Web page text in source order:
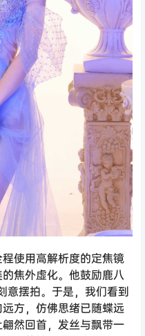
使用高解析度的定焦镜
焦外虚化。他鼓励鹿八
意摆拍。于是，我们看到
方，仿佛思绪已随蝶远
然回首，发丝与飘带一